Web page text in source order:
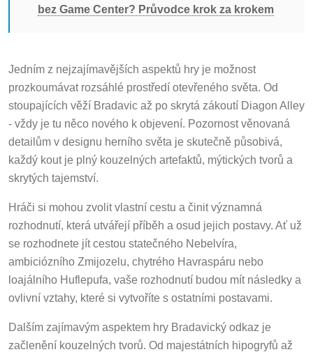
bez Game Center? Průvodce krok za krokem
Jedním z nejzajímavějších aspektů hry je možnost
prozkoumávat rozsáhlé prostředí otevřeného světa. Od
stoupajících věží Bradavic až po skrytá zákoutí Diagon Alley
- vždy je tu něco nového k objevení. Pozornost věnovaná
detailům v designu herního světa je skutečně působivá,
každý kout je plný kouzelných artefaktů, mýtických tvorů a
skrytých tajemství.
Hráči si mohou zvolit vlastní cestu a činit významná
rozhodnutí, která utvářejí příběh a osud jejich postavy. Ať už
se rozhodnete jít cestou statečného Nebelvíra,
ambiciózního Zmijozelu, chytrého Havraspáru nebo
loajálního Huflepufa, vaše rozhodnutí budou mít následky a
ovlivní vztahy, které si vytvoříte s ostatními postavami.
Dalším zajímavým aspektem hry Bradavický odkaz je
začlenění kouzelných tvorů. Od majestátních hipogryfů až